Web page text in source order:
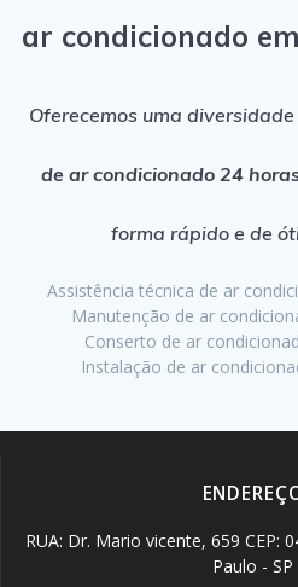
ar condicionado
Oferecemos uma
de ar condicionado 24
forma rápido e de
Assistência técnica de ar
Manutenção de ar
Conserto de ar
Instalação de ar
RUA: Dr. Mario vicente, 659 CEP:
Paulo - SP